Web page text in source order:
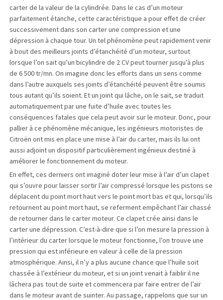
carter de la valeur de la cylindrée. Dans le cas d’un moteur
parfaitement étanche, cette caractéristique a pour effet de créer
successivement dans son carter une compression et une
dépression à chaque tour. Un tel phénomène peut rapidement venir
à bout des meilleurs joints d’étanchéité d’un moteur, surtout
lorsque l’on sait qu’un bicylindre de 2 CV peut tourner jusqu’à plus
de 6 500 tr/mn. On imagine donc les efforts dans un sens comme
dans l’autre auxquels ses joints d’étanchéité peuvent être soumis
tous autant qu’ils soient. Et un joint qui lâche, on le sait, se traduit
automatiquement par une fuite d’huile avec toutes les
conséquences fatales que cela peut avoir sur le moteur. Donc, pour
pallier à ce phénomène mécanique, les ingénieurs motoristes de
Citroën ont mis en place une mise à l’air du carter, mais ils lui ont
aussi adjoint un dispositif particulièrement ingénieux destiné à
améliorer le fonctionnement du moteur.
En effet, ces derniers ont imaginé doter leur mise à l’air d’un clapet
qui s’ouvre pour laisser sortir l’air compressé lorsque les pistons se
déplacent du point mort haut vers le point mort bas et qui, lorsqu’ils
retournent au point mort haut, se referment empêchant l’air chassé
de retourner dans le carter moteur. Ce clapet crée ainsi dans le
carter une dépression. C’est-à-dire que si l’on mesure la pression à
l’intérieur du carter lorsque le moteur fonctionne, l’on trouve une
pression qui est inférieure en valeur à celle de la pression
atmosphérique. Ainsi, il n’y a plus aucune chance que l’huile soit
chassée à l’extérieur du moteur, et si un joint venait à faiblir il ne
lâchera pas tout de suite et commencera par faire entrer de l’air
dans le moteur avant de suinter. Au passage, rappelons que sur un